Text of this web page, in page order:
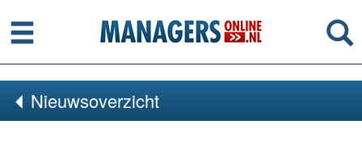
Menu
Nieuwsoverzicht